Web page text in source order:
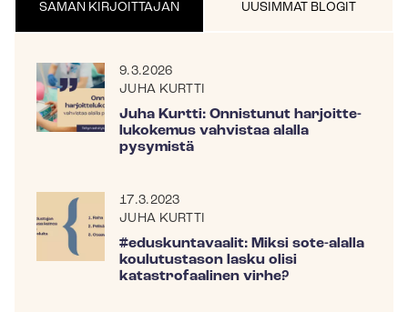
SAMAN KIRJOITTAJAN UUSIMMAT BLOGIT
9.3.2026
JUHA KURTTI
Juha Kurtti: Onnistunut har­joit­te­
lu­ko­ke­mus vahvistaa alalla
pysymistä
17.3.2023
JUHA KURTTI
#eduskuntavaalit: Miksi sote-alalla
koulutustason lasku olisi
katastrofaalinen virhe?